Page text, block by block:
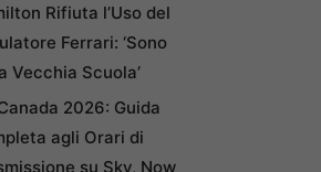
Rifiuta l’Uso del
Ferrari: ‘Sono
Vecchia Scuola’
2026: Guida
agli Orari di
su Sky, Now